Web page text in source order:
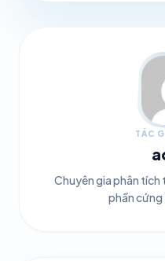
TÁC
Chuyên gia phân tích
phần cứng